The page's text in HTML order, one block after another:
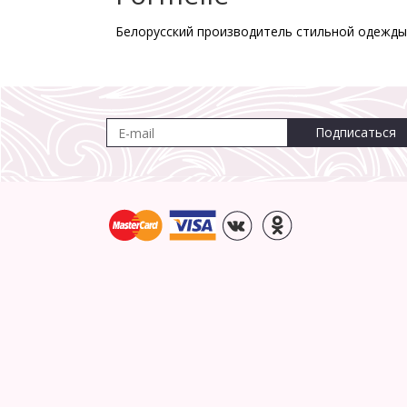
Белорусский производитель стильной
Подписаться